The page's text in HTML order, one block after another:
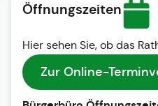
Öffnungszeiten
Hier sehen Sie, ob das
Zur Online-